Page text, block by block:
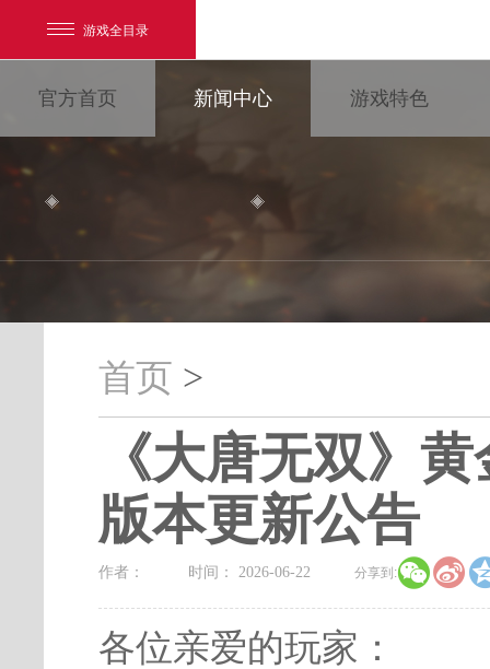
游戏全目录
我的足迹： 大唐无双
官方首页 新闻中心 游戏特色
新闻消息 游戏公告
首页 >
《大唐无双》
版本更新公告
作者： 时间： 2026-06-22 分享到:
各位亲爱的玩家：